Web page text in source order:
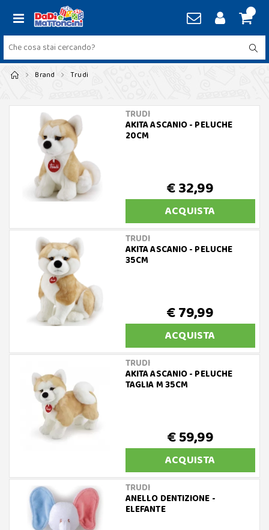
Brand Trudi
TRUDI
AKITA ASCANIO - PELUCHE
20CM
€ 32,99
ACQUISTA
TRUDI
AKITA ASCANIO - PELUCHE
35CM
€ 79,99
ACQUISTA
TRUDI
AKITA ASCANIO - PELUCHE
TAGLIA M 35CM
€ 59,99
ACQUISTA
TRUDI
ANELLO DENTIZIONE -
ELEFANTE